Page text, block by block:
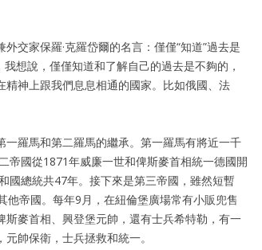
交家保羅·克羅岱爾的名言：僅僅“知道”過去是
想說，僅僅知道和了解自己的過去是不夠的，
神上跟我們息息相通的國家。比如俄國、法
羅馬和第二羅馬的繼承。第一羅馬有將近一千
帝國從1871年威廉一世和俾斯麥首相統一德國開
國總統共47年。接下來是第三帝國，雖然短暫
帝國。每年9月，在紐倫堡廣場常有小販兜售
麥首相、興登堡元帥，還有士兵希特勒，有一
帥保衛，士兵拯救和統一。